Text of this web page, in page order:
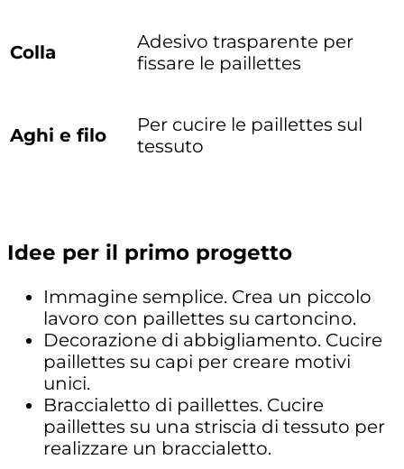
Colla
Adesivo trasparente per
fissare le paillettes
Aghi e filo
Per cucire le paillettes sul
tessuto
Idee per il primo progetto
Immagine semplice. Crea un piccolo
lavoro con paillettes su cartoncino.
Decorazione di abbigliamento. Cucire
paillettes su capi per creare motivi
unici.
Braccialetto di paillettes. Cucire
paillettes su una striscia di tessuto per
realizzare un braccialetto.